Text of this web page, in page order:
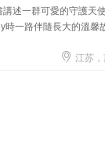
述一群可愛的守護天使
時一路伴隨長大的溫馨
 江苏，